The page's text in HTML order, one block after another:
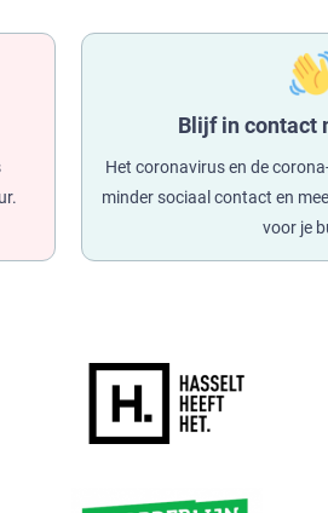
Blijf in contact
Het coronavirus en de
minder sociaal contact en
voor je